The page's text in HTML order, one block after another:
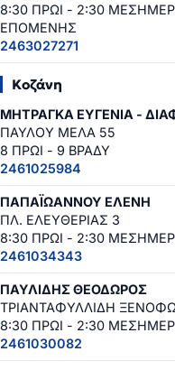
8:30 ΠΡΩΙ - 2:30
ΕΠΟΜΕΝΗΣ
2463027271
Κοζάνη
ΜΗΤΡΑΓΚΑ ΕΥΓΕΝΙΑ -
ΠΑΥΛΟΥ ΜΕΛΑ 55
8 ΠΡΩΙ - 9 ΒΡΑΔΥ
2461025984
ΠΑΠΑΪΩΑΝΝΟΥ ΕΛΕΝΗ
ΠΛ. ΕΛΕΥΘΕΡΙΑΣ 3
8:30 ΠΡΩΙ - 2:30
2461034343
ΠΑΥΛΙΔΗΣ ΘΕΟΔΩΡΟΣ
ΤΡΙΑΝΤΑΦΥΛΛΙΔΗ
8:30 ΠΡΩΙ - 2:30
2461030082